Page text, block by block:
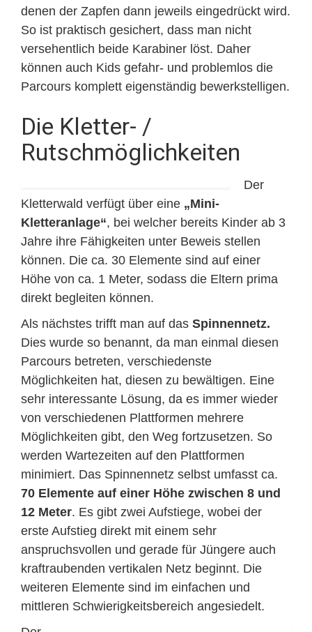
denen der Zapfen dann jeweils eingedrückt wird.
So ist praktisch gesichert, dass man nicht
versehentlich beide Karabiner löst. Daher
können auch Kids gefahr- und problemlos die
Parcours komplett eigenständig bewerkstelligen.
Die Kletter- /
Rutschmöglichkeiten
Der
Kletterwald verfügt über eine „Mini-
Kletteranlage“, bei welcher bereits Kinder ab 3
Jahre ihre Fähigkeiten unter Beweis stellen
können. Die ca. 30 Elemente sind auf einer
Höhe von ca. 1 Meter, sodass die Eltern prima
direkt begleiten können.
Als nächstes trifft man auf das Spinnennetz.
Dies wurde so benannt, da man einmal diesen
Parcours betreten, verschiedenste
Möglichkeiten hat, diesen zu bewältigen. Eine
sehr interessante Lösung, da es immer wieder
von verschiedenen Plattformen mehrere
Möglichkeiten gibt, den Weg fortzusetzen. So
werden Wartezeiten auf den Plattformen
minimiert. Das Spinnennetz selbst umfasst ca.
70 Elemente auf einer Höhe zwischen 8 und
12 Meter. Es gibt zwei Aufstiege, wobei der
erste Aufstieg direkt mit einem sehr
anspruchsvollen und gerade für Jüngere auch
kraftraubenden vertikalen Netz beginnt. Die
weiteren Elemente sind im einfachen und
mittleren Schwierigkeitsbereich angesiedelt.